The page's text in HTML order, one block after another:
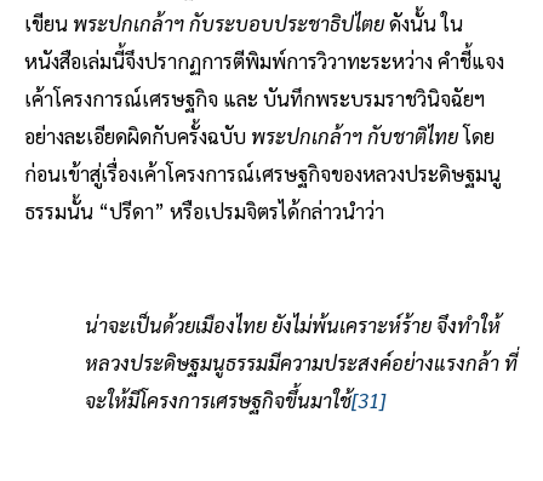
เขียน พระปกเกล้าฯ กับระบอบประชาธิปไตยดังนั้น ใน
หนังสือเล่มนี้จึงปรากฏการตีพิมพ์การวิวาทะระหว่าง คำชี้แจง
เค้าโครงการณ์เศรษฐกิจ และ บันทึกพระบรมราชวินิจฉัยฯ
อย่างละเอียดผิดกับครั้งฉบับ พระปกเกล้าฯ กับชาติไทยโดย
ก่อนเข้าสู่เรื่องเค้าโครงการณ์เศรษฐกิจของหลวงประดิษฐมนู
ธรรมนั้น “ปรีดา” หรือเปรมจิตรได้กล่าวนำว่า
น่าจะเป็นด้วยเมืองไทย ยังไม่พ้นเคราะห์ร้าย จึงทำให้
หลวงประดิษฐมนูธรรมมีความประสงค์อย่างแรงกล้า ที่
จะให้มีโครงการเศรษฐกิจขึ้นมาใช้[31]